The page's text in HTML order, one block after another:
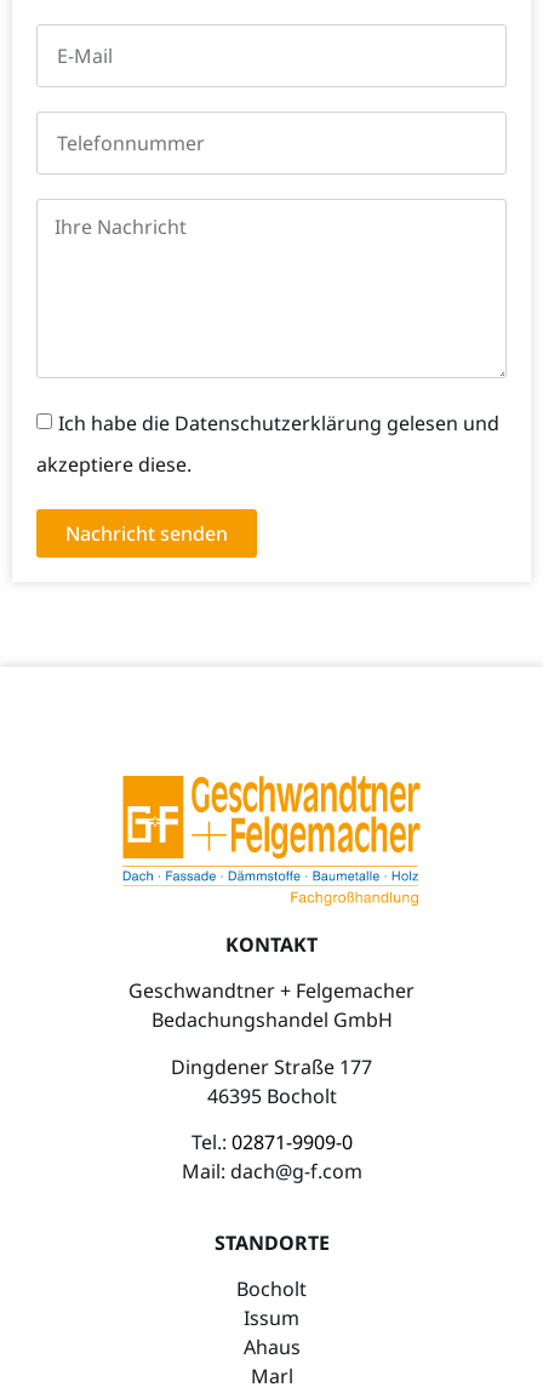
Ich habe die Datenschutzerklärung gelesen und
akzeptiere diese.
Nachricht senden
KONTAKT
Geschwandtner + Felgemacher
Bedachungshandel GmbH
Dingdener Straße 177
46395 Bocholt
Tel.: 02871-9909-0
Mail: dach@g-f.com
STANDORTE
Bocholt
Issum
Ahaus
Marl